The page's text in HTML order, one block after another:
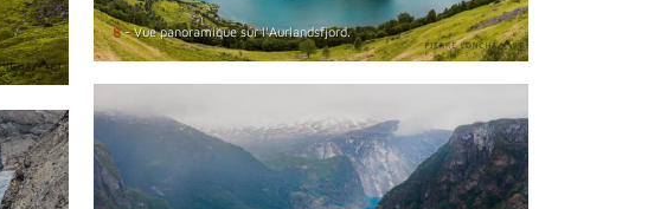
8- Vue panoramique sur l'Aurlandsfjord.